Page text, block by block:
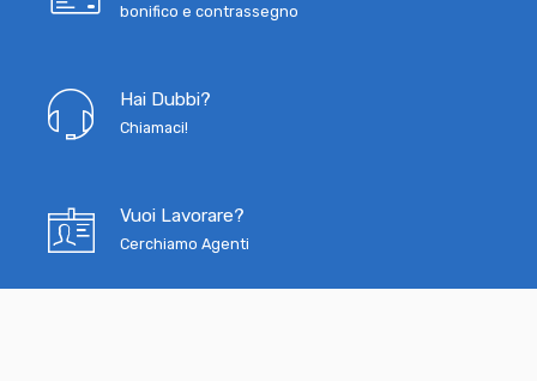
bonifico e contrassegno
Hai Dubbi?
Chiamaci!
Vuoi Lavorare?
Cerchiamo Agenti